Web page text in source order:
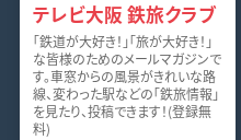
テレビ大阪 鉄旅クラブ
「鉄道が大好き！」「旅が大好き！」
な皆様のためのメールマガジンで
す。車窓からの風景がきれいな路
線、変わった駅などの「鉄旅情報」
を見たり、投稿できます！(登録無
料)